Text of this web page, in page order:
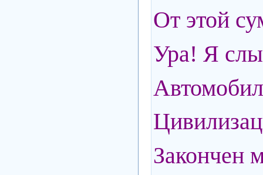
От этой
Ура! Я
Закончен